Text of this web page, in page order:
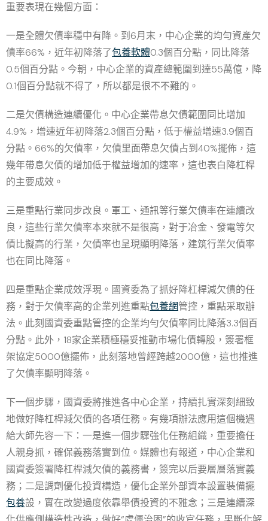
重要表現在幾個方面：
一是全體欠債率穩中有降。到6月末，中心企業的均勻資產欠
債率66%，近年初降落了包養軟體0.3個百分點，同比降落
0.5個百分點。今朝，中心企業的資產總範圍到達55萬億，降
0.1個百分點就不得了，所以都是很不不難的。
二是欠債構造連續優化。中心企業帶息欠債範圍同比增加
4.9%，增速近年初降落2.3個百分點，低于權益增速3.9個百
分點。66%的欠債率，欠債里面帶息欠債占到40%擺佈，這
幾年帶息欠債的增加低于權益增加的速率，這也表白降杠桿
的主要成效。
三是重點行業同步改良。軍工、通訊等行業欠債率在連續改
良，這些行業欠債率本來就不是很高，對于冶金、發電等欠
債比擬高的行業，欠債率也呈現顯明降落，建筑行業欠債率
也在同比降落。
四是重點企業成效浮現。國資委為了抓好降杠桿減欠債的任
務，對于欠債率高的企業列進重點包養網管控，重點采取辦
法。此刻國資委重點管控的企業均勻欠債率同比降落3.3個百
分點。此外，18家企業積極穩妥推動市場化債轉股，簽署框
架協定5000億擺佈，此刻落地曾經跨越2000億，這也推進
了欠債率顯明降落。
下一個步驟，國資委將推進各中心企業，持續扎實深刻細致
地做好降杠桿減欠債的各項任務。有幾項辦法應用這個機遇
給大師先容一下：一是進一個步驟強化任務組織，重要擔任
人親身抓，確保義務落實到位。媒體也有報道，中心企業和
國資委簽署降杠桿減欠債的義務書，簽完以后要層層落實義
務；二是調劑優化投資構造，優化企業外部資本設置裝備擺
包養設，實在改變過度依靠舉債投資的不雅念；三是連續深